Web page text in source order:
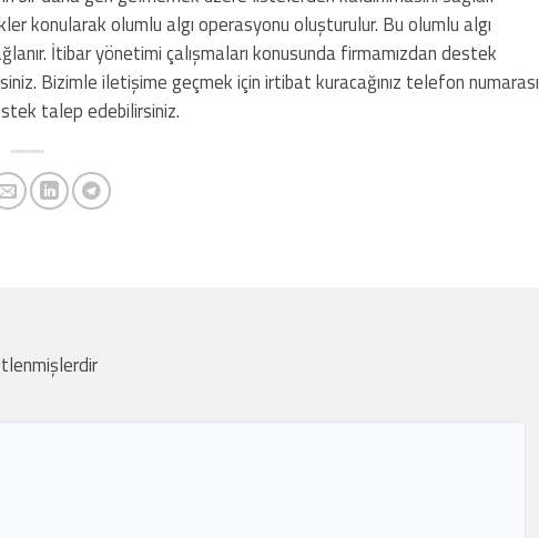
konularak olumlu algı operasyonu oluşturulur. Bu olumlu algı
İtibar yönetimi çalışmaları konusunda firmamızdan destek
Bizimle iletişime geçmek için irtibat kuracağınız telefon numarası
talep edebilirsiniz.